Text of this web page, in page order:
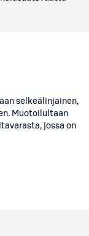
selkeälinjainen,
Muotoilultaan
jossa on